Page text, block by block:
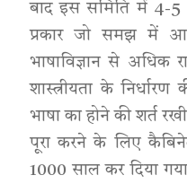
बाद इस समिति में 4-5
प्रकार जो समझ में
भाषाविज्ञान से अधिक
शास्त्रीयता के
भाषा का होने की शर्त
पूरा करने के लिए
1000 साल कर दिया